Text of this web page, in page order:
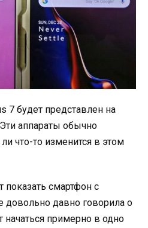
7 будет представлен на
аппараты обычно
что-то изменится в этом
смартфон с
довольно давно говорила о
начаться примерно в одно